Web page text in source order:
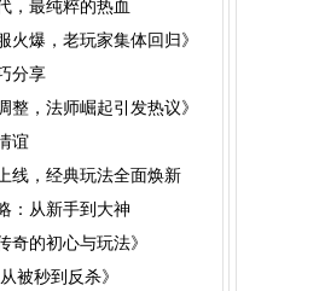
，最纯粹的热血
火爆，老玩家集体回归》
分享
整，法师崛起引发热议》
谊
线，经典玩法全面焕新
：从新手到大神
奇的初心与玩法》
被秒到反杀》